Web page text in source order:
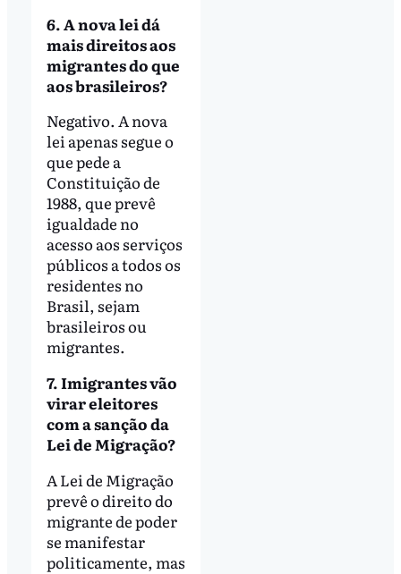
6. A nova lei dá
mais direitos aos
migrantes do que
aos brasileiros?
Negativo. A nova
lei apenas segue o
que pede a
Constituição de
1988, que prevê
igualdade no
acesso aos serviços
públicos a todos os
residentes no
Brasil, sejam
brasileiros ou
migrantes.
7. Imigrantes vão
virar eleitores
com a sanção da
Lei de Migração?
A Lei de Migração
prevê o direito do
migrante de poder
se manifestar
politicamente, mas